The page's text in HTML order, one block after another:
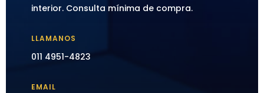
interior. Consulta mínima de compra.
LLAMANOS
011 4951-4823
EMAIL